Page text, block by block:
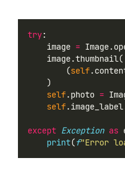
try:
    image
=
    image.thumbnail(
        (
self
    )
self.photo =
self
except Exception as
print(f"Error